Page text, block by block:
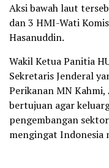
Aksi bawah laut
dan 3 HMI-Wati
Hasanuddin.
Wakil Ketua Panitia
Sekretaris Jenderal
Perikanan MN
bertujuan agar
pengembangan
mengingat Indonesia